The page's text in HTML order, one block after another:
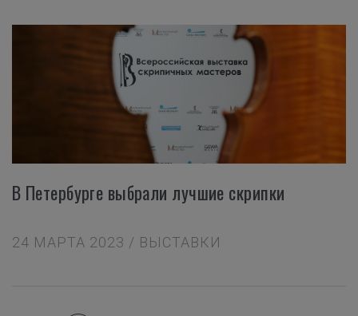
В Петербурге выбрали лучшие скрипки
24 МАРТА 2023 / ВЫСТАВКИ